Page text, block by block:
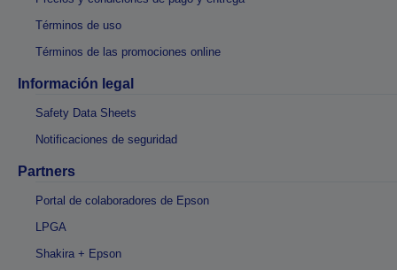
Términos de uso
Términos de las promociones online
Información legal
Safety Data Sheets
Notificaciones de seguridad
Partners
Portal de colaboradores de Epson
LPGA
Shakira + Epson